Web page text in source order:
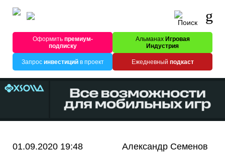
Оформитьпремиум-
подписку
Альманах Игровая
Индустрия
Запрос инвестицийв проект Ежедневный подкаст
01.09.2020 19:48 Александр Семенов